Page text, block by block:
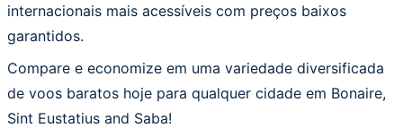
internacionais mais acessíveis com preços baixos
garantidos.
Compare e economize em uma variedade diversificada
de voos baratos hoje para qualquer cidade em Bonaire,
Sint Eustatius and Saba!